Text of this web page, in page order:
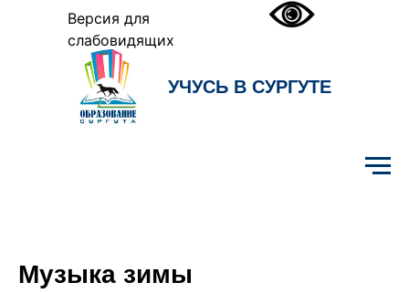
Версия для
слабовидящих
УЧУСЬ В СУРГУТЕ
Музыка зимы